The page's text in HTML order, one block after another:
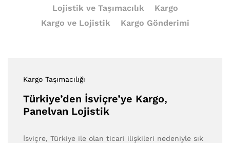
Lojistik ve Taşımacılık
Kargo
Kargo ve Lojistik
Kargo Gönderimi
Kargo Taşımacılığı
Türkiye’den İsviçre’ye Kargo,
Panelvan Lojistik
İsviçre, Türkiye ile olan ticari ilişkileri nedeniyle sık